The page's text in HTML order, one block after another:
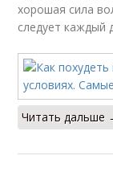
хорошая сила
следует каждый
Читать дальше